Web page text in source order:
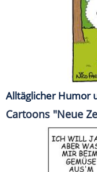
Alltäglicher Humor
Cartoons "Neue